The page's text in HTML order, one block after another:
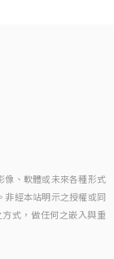
像、軟體或未來各種形式
非經本站明示之授權或同
式，做任何之嵌入與重